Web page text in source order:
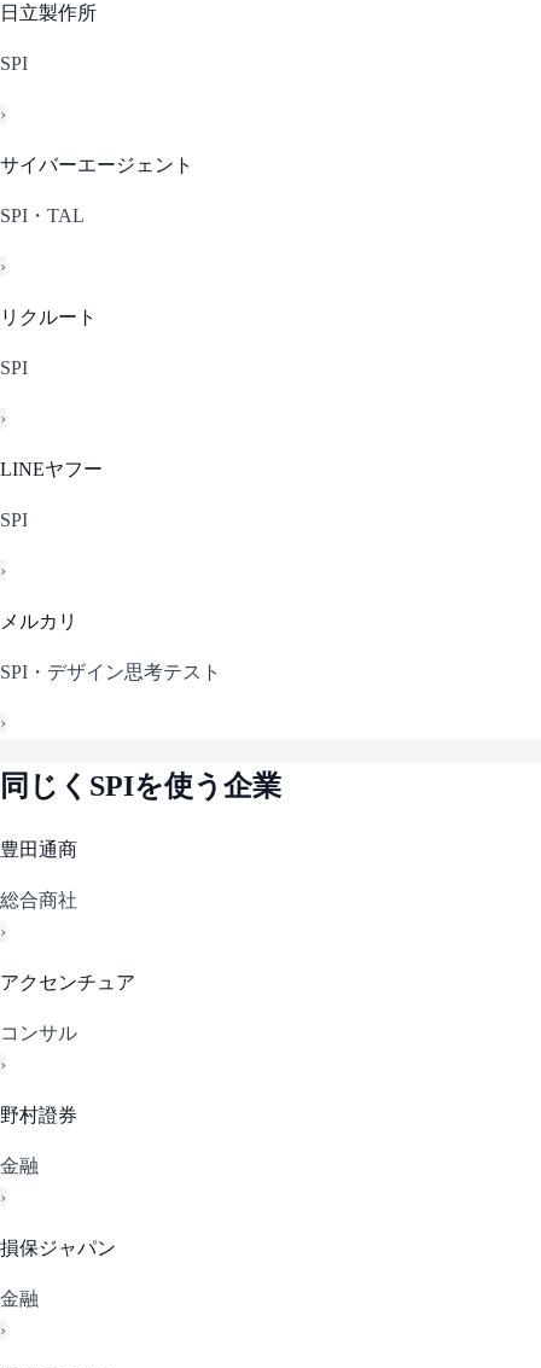
日立製作所
SPI
›
サイバーエージェント
SPI・TAL
›
リクルート
SPI
›
LINEヤフー
SPI
›
メルカリ
SPI・デザイン思考テスト
›
同じく SPIを使う企業
豊田通商
総合商社
›
アクセンチュア
コンサル
›
野村證券
金融
›
損保ジャパン
金融
›